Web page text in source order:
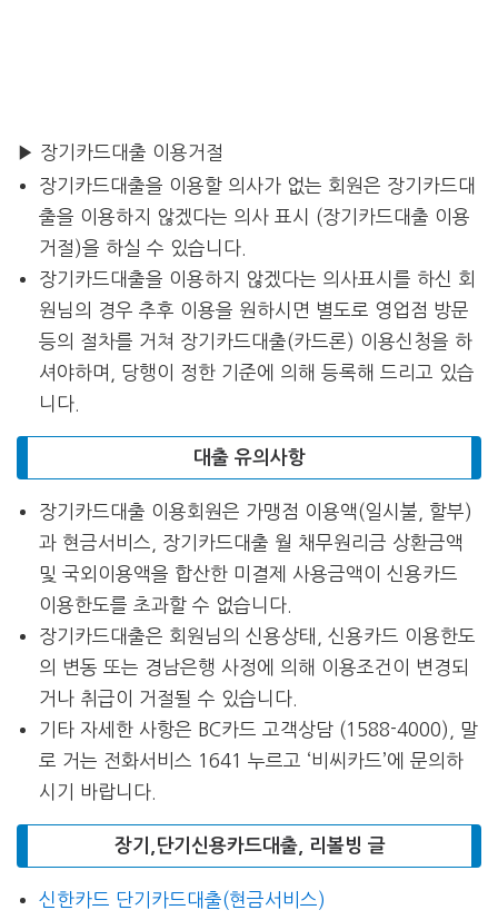
▶ 장기카드대출 이용거절
장기카드대출을 이용할 의사가 없는 회원은 장기카드대
출을 이용하지 않겠다는 의사 표시 (장기카드대출 이용
거절)을 하실 수 있습니다.
장기카드대출을 이용하지 않겠다는 의사표시를 하신 회
원님의 경우 추후 이용을 원하시면 별도로 영업점 방문
등의 절차를 거쳐 장기카드대출(카드론) 이용신청을 하
셔야하며, 당행이 정한 기준에 의해 등록해 드리고 있습
니다.
대출 유의사항
장기카드대출 이용회원은 가맹점 이용액(일시불, 할부)
과 현금서비스, 장기카드대출 월 채무원리금 상환금액
및 국외이용액을 합산한 미결제 사용금액이 신용카드
이용한도를 초과할 수 없습니다.
장기카드대출은 회원님의 신용상태, 신용카드 이용한도
의 변동 또는 경남은행 사정에 의해 이용조건이 변경되
거나 취급이 거절될 수 있습니다.
기타 자세한 사항은 BC카드 고객상담 (1588-4000), 말
로 거는 전화서비스 1641 누르고 ‘비씨카드’에 문의하
시기 바랍니다.
장기,단기신용카드대출, 리볼빙 글
신한카드 단기카드대출(현금서비스)